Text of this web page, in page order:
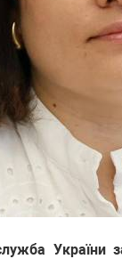
України